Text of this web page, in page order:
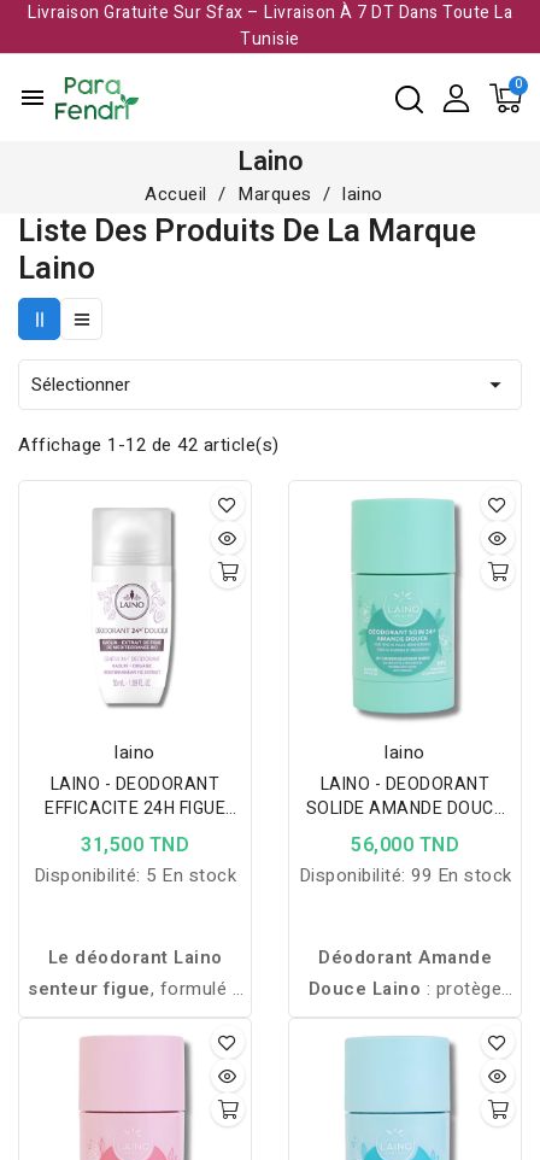
Livraison Gratuite Sur Sfax – Livraison À 7 DT Dans Toute La
Tunisie​
menu
Laino
Accueil Marques laino
Liste Des Produits De La Marque
Laino
Sélectionner 
Affichage 1-12 de 42 article(s)
laino
LAINO - DEODORANT
EFFICACITE 24H FIGUE
50ML
31,500 TND
Disponibilité: 5 En stock
Le déodorant Laino
senteur figue, formulé à
97% d'ingrédients
d'origine naturelle,
protège pendant 24h,
tout en apaisant et
parfumant délicatement
laino
LAINO - DEODORANT
SOLIDE AMANDE DOUCE
60GR
56,000 TND
Disponibilité: 99 En stock
Déodorant Amande
Douce Laino : protège
24h contre les odeurs,
hydrate et adoucit la
blanches, avec un parfum
doux d’amande.